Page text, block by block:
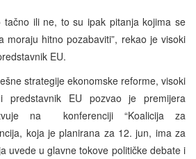
tačno ili ne, to su ipak pitanja kojima se
moraju hitno pozabaviti”, rekao je visoki
EU.
strategije ekonomske reforme, visoki
predstavnik EU pozvao je premijera
na konferenciji “Koalicija za
koja je planirana za 12. jun, ima za
uvede u glavne tokove političke debate i